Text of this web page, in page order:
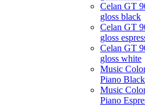
Celan GT
gloss black
Celan GT
gloss
Celan GT
gloss white
Music
Piano Black
Music
Piano